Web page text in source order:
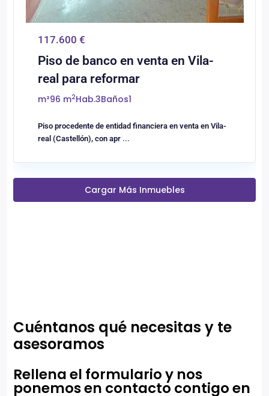
117.600 €
Piso de banco en venta en Vila-
real para reformar
m²96 m2Hab.3Baños1
Piso procedente de entidad financiera en venta en Vila-
real (Castellón), con apr ...
Cargar Más Inmuebles
Cuéntanos qué necesitas y te
asesoramos
Rellena el formulario y nos
ponemos en contacto contigo en